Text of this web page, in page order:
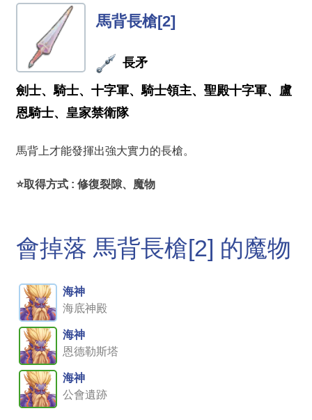
馬背長槍[2]
長矛
劍士、騎士、十字軍、騎士領主、聖殿十字軍、盧
恩騎士、皇家禁衛隊
馬背上才能發揮出強大實力的長槍。
⭐取得方式 : 修復裂隙、魔物
會掉落 馬背長槍[2] 的魔物
海神
海底神殿
海神
恩德勒斯塔
海神
公會遺跡